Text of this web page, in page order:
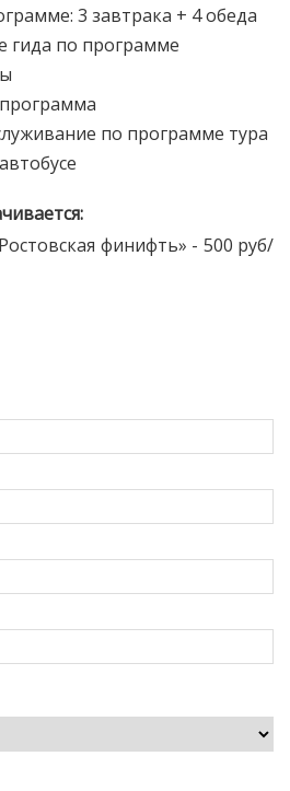
3 завтрака + 4 обеда
гида по программе
по программе тура
финифть» - 500 руб/